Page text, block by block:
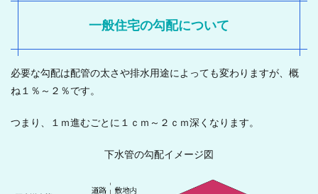
一般住宅の勾配について
必要な勾配は配管の太さや排水用途によっても変わりますが、概
ね１％～２％です。
つまり、１ｍ進むごとに１ｃｍ～２ｃｍ深くなります。
下水管の勾配イメージ図